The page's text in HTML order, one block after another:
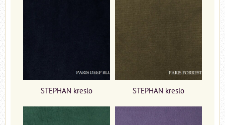
STEPHAN kreslo STEPHAN kreslo